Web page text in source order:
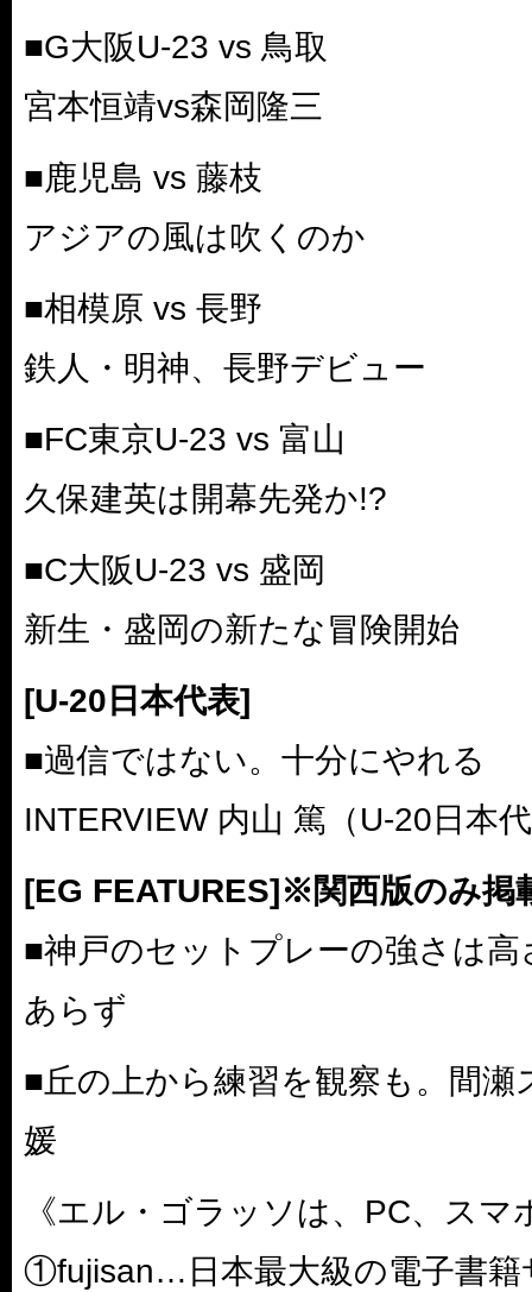
■G大阪U-23 vs 鳥取
宮本恒靖vs森岡隆三
■鹿児島 vs 藤枝
アジアの風は吹くのか
■相模原 vs 長野
鉄人・明神、長野デビュー
■FC東京U-23 vs 富山
久保建英は開幕先発か!?
■C大阪U-23 vs 盛岡
新生・盛岡の新たな冒険開始
[U-20日本代表]
■過信ではない。十分にやれる
INTERVIEW 内山 篤（U-20日本
[EG FEATURES]※関西版のみ掲
■神戸のセットプレーの強さは
あらず
■丘の上から練習を観察も。間瀬
媛
《エル・ゴラッソは、PC、スマ
①fujisan…日本最大級の電子書籍